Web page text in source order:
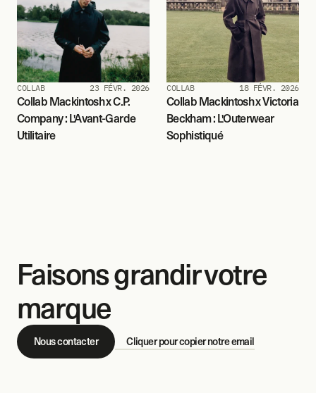
COLLAB 23 FÉVR. 2026
Collab Mackintosh x C.P.
Company : L'Avant-Garde
Utilitaire
COLLAB 18 FÉVR. 2026
Collab Mackintosh x Victoria
Beckham : L'Outerwear
Sophistiqué
Faisons grandir votre
marque
Nous contacter Cliquer pour copier notre email